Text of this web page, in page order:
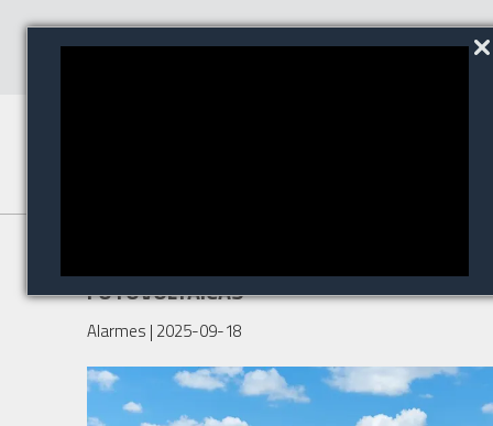
FOTOVOLTAICAS
Alarmes | 2025-09-18